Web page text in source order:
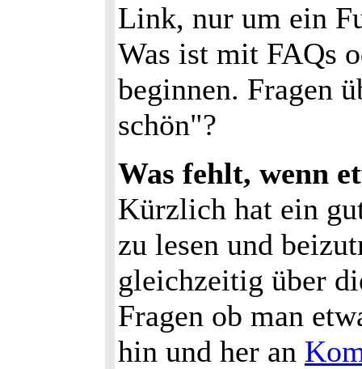
Link, nur um ein
Was ist mit FAQs
beginnen. Fragen
schön"?
Was fehlt, wenn
Kürzlich hat ein
zu lesen und
gleichzeitig über
Fragen ob man
hin und her an